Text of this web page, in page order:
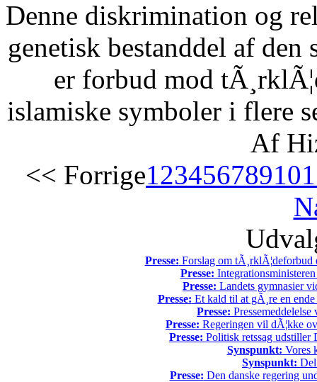
Denne diskrimination og
genetisk bestanddel af
er forbud mod
islamiske symboler i flere
Af
<< Forrige12345678910
Presse: Forslag om tÃ¸rklÃ¦deforbud
Presse:
Presse: Landets gymnasier
Presse: Et kald til at gÃ¸re en
Presse:
Presse: Regeringen vil dÃ¦kke
Presse: Politisk retssag udstiller
Synspunkt: Vores
Synspunkt:
Presse: Den danske regering